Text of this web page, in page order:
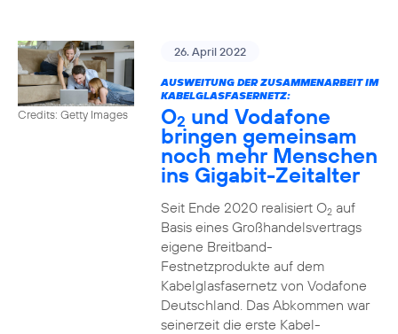
Credits: Getty Images
26. April 2022
AUSWEITUNG DER ZUSAMMENARBEIT IM
KABELGLASFASERNETZ:
O2 und Vodafone
bringen gemeinsam
noch mehr Menschen
ins Gigabit-Zeitalter
Seit Ende 2020 realisiert O2auf
Basis eines Großhandelsvertrags
eigene Breitband-
Festnetzprodukte auf dem
Kabelglasfasernetz von Vodafone
Deutschland. Das Abkommen war
seinerzeit die erste Kabel-